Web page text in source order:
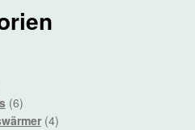
66
Produkte
44